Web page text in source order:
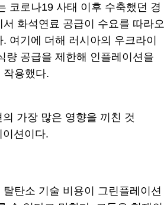
코로나19 사태 이후 수축했던 경
화석연료 공급이 수요를 따라오
여기에 더해 러시아의 우크라이
량 공급을 제한해 인플레이션을
작용했다.
가장 많은 영향을 끼친 것
션이다.
탄소 기술 비용이 그린플레이션